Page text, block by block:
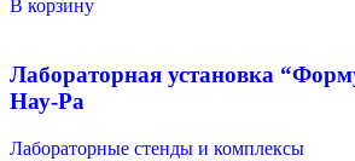
В корзину
Лабораторная установка
Нау-Ра
Лабораторные стенды и комплексы